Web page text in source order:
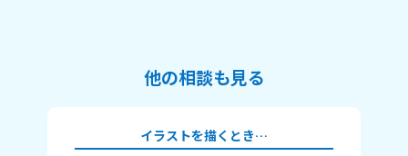
他の相談も見る
イラストを描くとき…